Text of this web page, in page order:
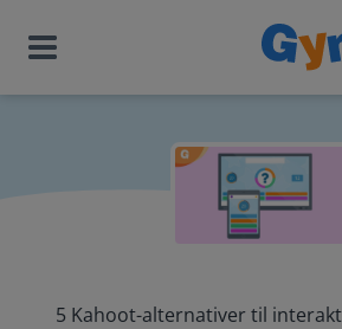
5 Kahoot-alternativer til